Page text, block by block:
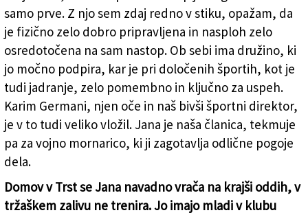
samo prve. Z njo sem zdaj redno v stiku, opažam, da
je fizično zelo dobro pripravljena in nasploh zelo
osredotočena na sam nastop. Ob sebi ima družino, ki
jo močno podpira, kar je pri določenih športih, kot je
tudi jadranje, zelo pomembno in ključno za uspeh.
Karim Germani, njen oče in naš bivši športni direktor,
je v to tudi veliko vložil. Jana je naša članica, tekmuje
pa za vojno mornarico, ki ji zagotavlja odlične pogoje
dela.
Domov v Trst se Jana navadno vrača na krajši oddih, v
tržaškem zalivu ne trenira. Jo imajo mladi v klubu